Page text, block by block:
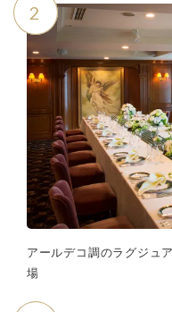
2
アールデコ調のラグジュ
場